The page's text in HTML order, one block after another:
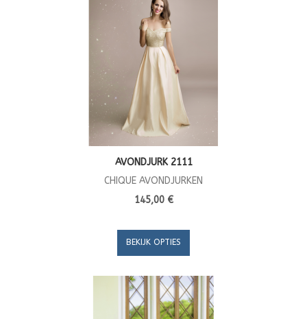
AVONDJURK 2111
CHIQUE AVONDJURKEN
145,00 €
BEKIJK OPTIES